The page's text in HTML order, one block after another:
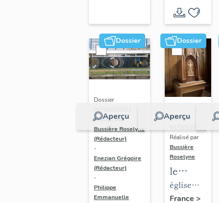
Dossier
Aperçu
Dossier
IM78002670 |
Réalisé par
Bussière Roselyne
(Rédacteur)
-
Enezian Grégoire
(Rédacteur)
-
Philippe
Emmanuelle
Dossier
Aperçu
Dossier
Réalisé par
Bussière
Roselyne
le
mobilier
de
église
paroissiale
France >